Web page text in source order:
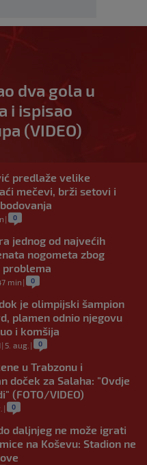
dva gola u
i ispisao
(VIDEO)
predlaže velike
mečevi, brži setovi i
| 0
jednog od najvećih
nogometa zbog
min | 0
je olimpijski šampion
plamen odnio njegovu
i komšija
| 5. aug. | 0
u Trabzonu i
doček za Salaha: "Ovdje
(FOTO/VIDEO)
| 0
daljnjeg ne može igrati
na Koševu: Stadion ne